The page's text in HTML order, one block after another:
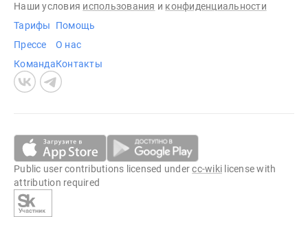
Наши условия использования и конфиденциальности
Тарифы
Прессе
Команда
Помощь
О нас
Контакты
Public user contributions licensed undercc-wiki license with
attribution required